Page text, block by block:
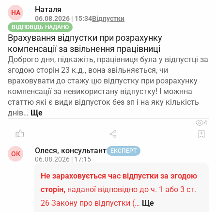
НА Наталя
06.08.2026 | 15:34Відпустки
ВІДПОВІДЬ НАДАНО
Врахування відпустки при розрахунку
компенсації за звільнення працівниці
Доброго дня, підкажіть, працівниця була у відпустці за
згодою сторін 23 к.д., вона звільняється, чи
враховувати до стажу цю відпустку при розрахунку
компенсації за невикористану відпустку! І можнна
статтю які є види відпусток без зп і на яку кількість
днів…
4
ОК Олеся, консультант ЕКСПЕРТ
06.08.2026 | 17:15
Не зараховується час відпустки за згодою
сторін, наданої відповідно до ч. 1 або 3 ст.
26 Закону про відпустки (… Ще